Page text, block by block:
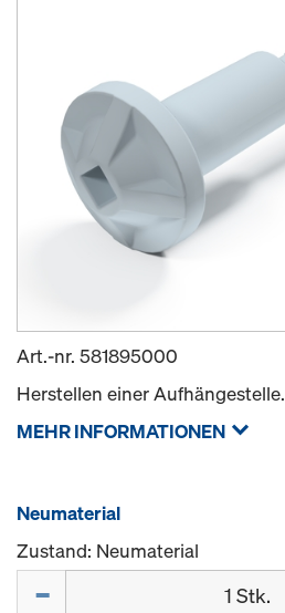
Art.-nr. 581895000
Herstellen einer Aufhängestelle.
MEHR INFORMATIONEN
Neumaterial
Zustand: Neumaterial